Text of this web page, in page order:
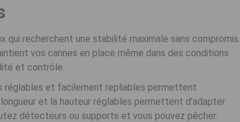
qui recherchent une stabilité maximale sans compromis.
vos cannes en place même dans des conditions
et contrôle.
réglables et facilement repliables permettent
et la hauteur réglables permettent d’adapter
détecteurs ou supports et vous pouvez pêcher.